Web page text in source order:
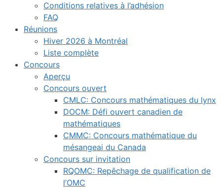
Conditions relatives à l’adhésion
FAQ
Réunions
Hiver 2026 à Montréal
Liste complète
Concours
Aperçu
Concours ouvert
CMLC: Concours mathématiques du lynx
DOCM: Défi ouvert canadien de
mathématiques
CMMC: Concours mathématique du
mésangeai du Canada
Concours sur invitation
RQOMC: Repêchage de qualification de
l’OMC